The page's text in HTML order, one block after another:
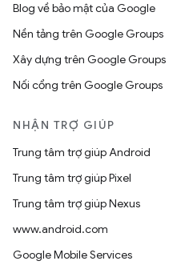
Blog về bảo mật của Google
Nền tảng trên Google Groups
Xây dựng trên Google Groups
Nối cổng trên Google Groups
NHẬN TRỢ GIÚP
Trung tâm trợ giúp Android
Trung tâm trợ giúp Pixel
Trung tâm trợ giúp Nexus
www.android.com
Google Mobile Services